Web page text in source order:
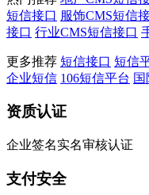
短信接口 服饰CMS短信
接口 行业CMS短信接口
更多推荐 短信接口 短信
企业短信 106短信平台
资质认证
企业签名实名审核认证
支付安全